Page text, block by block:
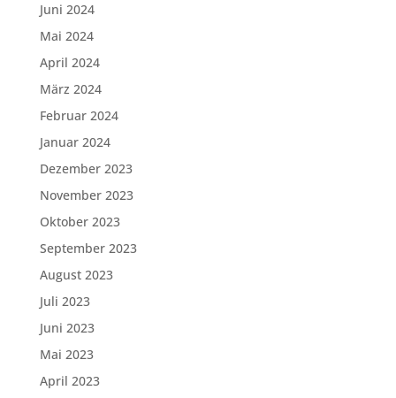
Juni 2024
Mai 2024
April 2024
März 2024
Februar 2024
Januar 2024
Dezember 2023
November 2023
Oktober 2023
September 2023
August 2023
Juli 2023
Juni 2023
Mai 2023
April 2023